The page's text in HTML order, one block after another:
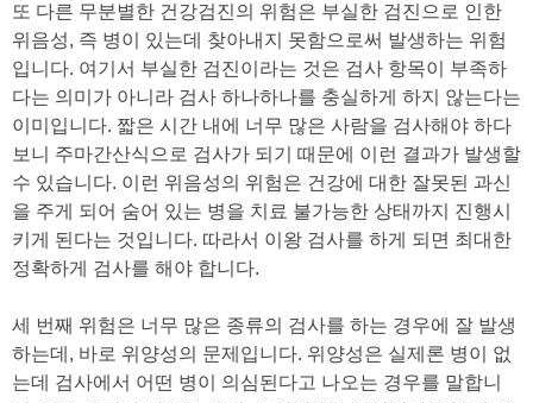
또 다른 무분별한 건강검진의 위험은 부실한 검진으로 인한
위음성, 즉 병이 있는데 찾아내지 못함으로써 발생하는 위험
입니다. 여기서 부실한 검진이라는 것은 검사 항목이 부족하
다는 의미가 아니라 검사 하나하나를 충실하게 하지 않는다는
이미입니다. 짧은 시간 내에 너무 많은 사람을 검사해야 하다
보니 주마간산식으로 검사가 되기 때문에 이런 결과가 발생할
수 있습니다. 이런 위음성의 위험은 건강에 대한 잘못된 과신
을 주게 되어 숨어 있는 병을 치료 불가능한 상태까지 진행시
키게 된다는 것입니다. 따라서 이왕 검사를 하게 되면 최대한
정확하게 검사를 해야 합니다.
세 번째 위험은 너무 많은 종류의 검사를 하는 경우에 잘 발생
하는데, 바로 위양성의 문제입니다. 위양성은 실제론 병이 없
는데 검사에서 어떤 병이 의심된다고 나오는 경우를 말합니